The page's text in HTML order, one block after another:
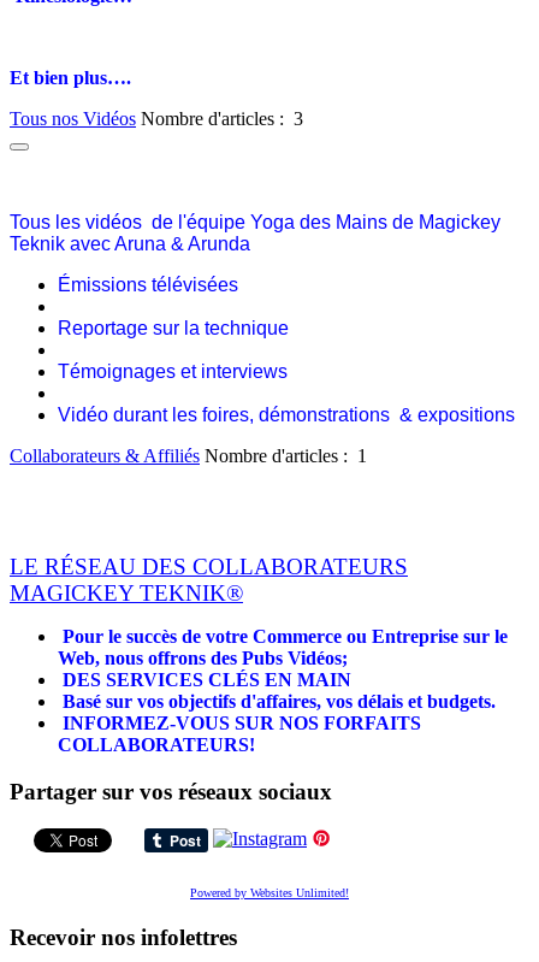
Et bien plus….
Tous nos Vidéos Nombre d'articles : 3
Tous les vidéos de l'équipe Yoga des Mains de Magickey
Teknik avec Aruna & Arunda
Émissions télévisées
Reportage sur la technique
Témoignages et interviews
Vidéo durant les foires, démonstrations & expositions
Collaborateurs & Affiliés Nombre d'articles : 1
LE RÉSEAU DES COLLABORATEURS
MAGICKEY TEKNIK®
Pour le succès de votre Commerce ou Entreprise sur le
Web, nous offrons des Pubs Vidéos;
DES SERVICES CLÉS EN MAIN
Basé sur vos objectifs d'affaires, vos délais et budgets.
INFORMEZ-VOUS SUR NOS FORFAITS
COLLABORATEURS!
Partager sur vos réseaux sociaux
Powered by Websites Unlimited!
Recevoir nos infolettres